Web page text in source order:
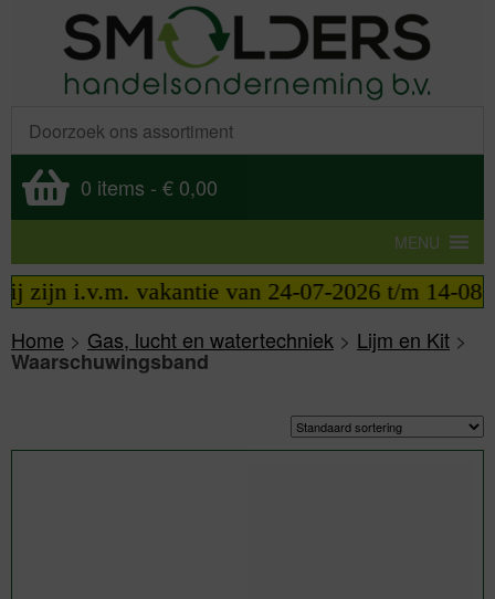
0 items - € 0,00
MENU
i.v.m. vakantie van 24-07-2026 t/m 14-08-
Home > Gas, lucht en watertechniek > Lijm en Kit >
Waarschuwingsband